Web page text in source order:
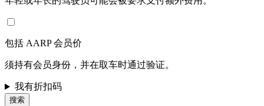
包括 AARP 会员价
须持有会员身份，并在取车时通过验证。
我有折扣码
搜索